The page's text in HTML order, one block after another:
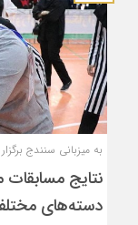
به میزبانی سنندج
نتایج مسابقات
دسته‌های